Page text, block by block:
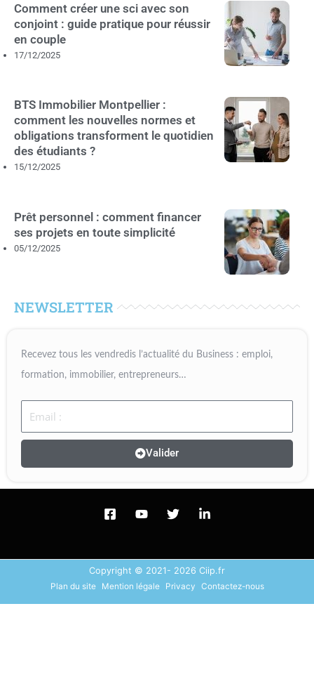
Comment créer une sci avec son
conjoint : guide pratique pour réussir
en couple
17/12/2025
BTS Immobilier Montpellier :
comment les nouvelles normes et
obligations transforment le quotidien
des étudiants ?
15/12/2025
Prêt personnel : comment financer
ses projets en toute simplicité
05/12/2025
NEWSLETTER
Recevez tous les vendredis l’actualité du Business : emploi,
formation, immobilier, entrepreneurs…
Email
Valider
Copyright © 2021- 2026 Ciip.fr
Plan du site Mention légale Privacy Contactez-nous